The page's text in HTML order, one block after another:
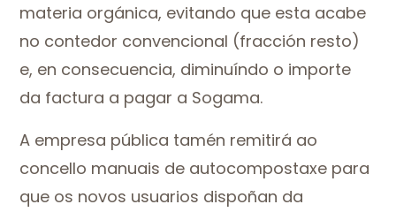
materia orgánica, evitando que esta acabe
no contedor convencional (fracción resto)
e, en consecuencia, diminuíndo o importe
da factura a pagar a Sogama.
A empresa pública tamén remitirá ao
concello manuais de autocompostaxe para
que os novos usuarios dispoñan da